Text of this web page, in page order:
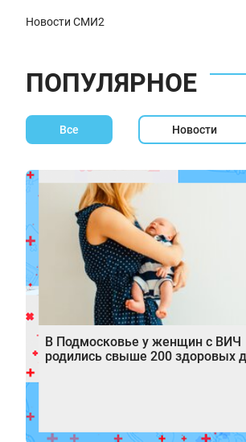
Новости СМИ2
ПОПУЛЯРНОЕ
Все Новости
В Подмосковье у женщин с ВИЧ
родились свыше 200 здоровых